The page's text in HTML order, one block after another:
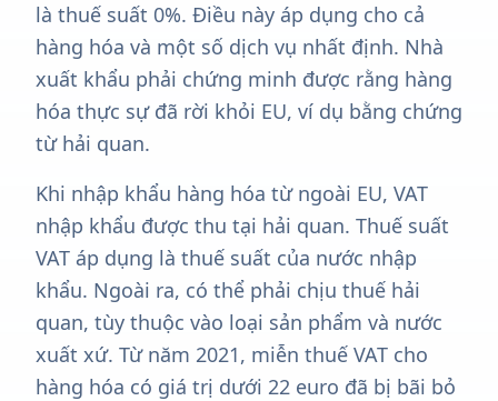
là thuế suất 0%. Điều này áp dụng cho cả
hàng hóa và một số dịch vụ nhất định. Nhà
xuất khẩu phải chứng minh được rằng hàng
hóa thực sự đã rời khỏi EU, ví dụ bằng chứng
từ hải quan.
Khi nhập khẩu hàng hóa từ ngoài EU, VAT
nhập khẩu được thu tại hải quan. Thuế suất
VAT áp dụng là thuế suất của nước nhập
khẩu. Ngoài ra, có thể phải chịu thuế hải
quan, tùy thuộc vào loại sản phẩm và nước
xuất xứ. Từ năm 2021, miễn thuế VAT cho
hàng hóa có giá trị dưới 22 euro đã bị bãi bỏ